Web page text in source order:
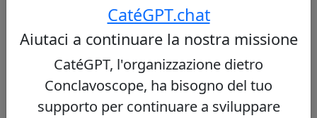
Cardinale brasiliano, arcivescovo di Brasilia,
noto per il suo profilo intellettuale e il suo
approccio pastorale equilibrato, combinando
tradizione cattolica e sensibilità alle questioni
sociali contemporanee.
Vedi profilo
CatéGPT.chat
Aiutaci a continuare la nostra missione
CatéGPT, l'organizzazione dietro
Conclavoscope, ha bisogno del tuo
supporto per continuare a sviluppare